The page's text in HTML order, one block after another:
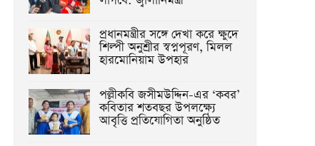
প্রধানমন্ত্রীর সঙ্গে দেখা করে ক্ষুদে
শিল্পী অনুশ্রীর স্বপ্নপূরণ, মিলল
হারমোনিয়াম উপহার
পল্লীকবি জসীমউদ্দিন-এর ‘কবর’
কবিতার শতবছর উপলক্ষ্যে
আবৃত্তি প্রতিযোগিতা অনুষ্ঠিত